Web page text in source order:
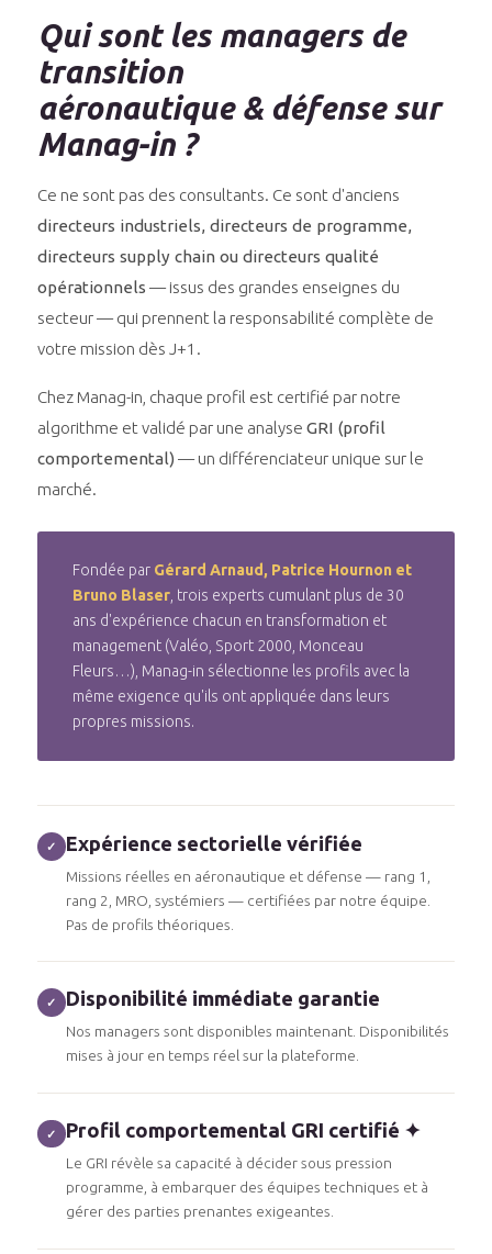
Qui sont les managers de
transition
aéronautique & défense sur
Manag-in ?
Ce ne sont pas des consultants. Ce sont d'anciens
directeurs industriels, directeurs de programme,
directeurs supply chain ou directeurs qualité
opérationnels — issus des grandes enseignes du
secteur — qui prennent la responsabilité complète de
votre mission dès J+1.
Chez Manag-in, chaque profil est certifié par notre
algorithme et validé par une analyse GRI (profil
comportemental) — un différenciateur unique sur le
marché.
Fondée par Gérard Arnaud, Patrice Hournon et
Bruno Blaser, trois experts cumulant plus de 30
ans d'expérience chacun en transformation et
management (Valéo, Sport 2000, Monceau
Fleurs…), Manag-in sélectionne les profils avec la
même exigence qu'ils ont appliquée dans leurs
propres missions.
✓ Expérience sectorielle vérifiée
Missions réelles en aéronautique et défense — rang 1,
rang 2, MRO, systémiers — certifiées par notre équipe.
Pas de profils théoriques.
✓ Disponibilité immédiate garantie
Nos managers sont disponibles maintenant. Disponibilités
mises à jour en temps réel sur la plateforme.
✓ Profil comportemental GRI certifié ✦
Le GRI révèle sa capacité à décider sous pression
programme, à embarquer des équipes techniques et à
gérer des parties prenantes exigeantes.